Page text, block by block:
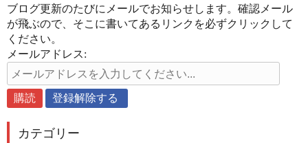
ブログ更新のたびにメールでお知らせします。確認メール
が飛ぶので、そこに書いてあるリンクを必ずクリックして
ください。
メールアドレス:
カテゴリー